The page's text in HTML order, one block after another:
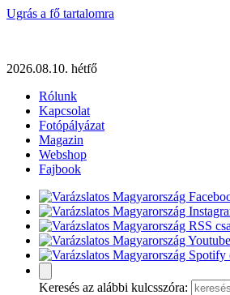
Ugrás a fő tartalomra
2026.08.10. hétfő
Rólunk
Kapcsolat
Fotópályázat
Magazin
Webshop
Fajbook
Keresés az alábbi kulcsszóra: